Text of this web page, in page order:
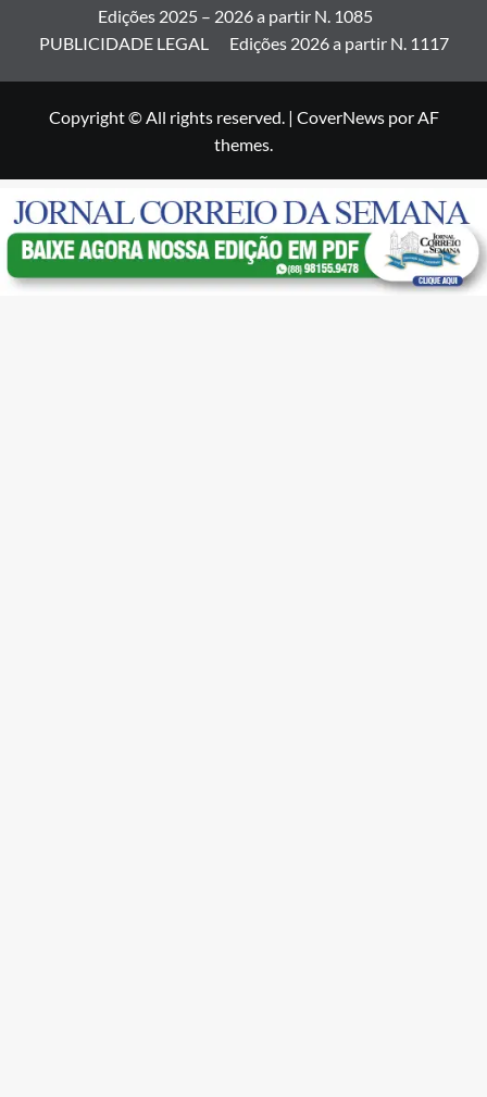
Edições 2025 – 2026 a partir N. 1085
PUBLICIDADE LEGAL
Edições 2026 a partir N. 1117
Copyright © All rights reserved. | CoverNewspor AF
themes.